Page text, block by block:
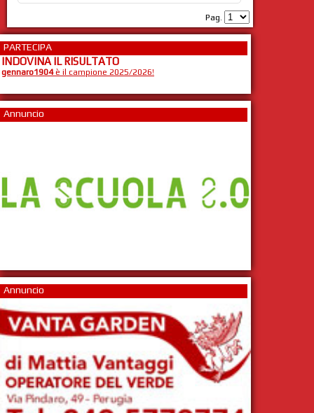
Pag.
PARTECIPA
INDOVINA IL RISULTATO
gennaro1904è il campione 2025/2026!
Annuncio
Annuncio